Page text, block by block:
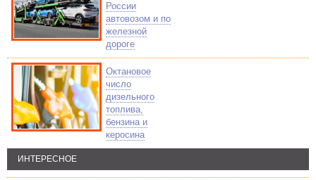
России
автовозом и по
железной
дороге
Октановое
число
дизельного
топлива,
бензина и
керосина
ИНТЕРЕСНОЕ